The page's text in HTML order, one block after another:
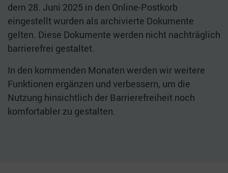
dem 28. Juni 2025 in den Online-Postkorb
eingestellt wurden als archivierte Dokumente
gelten. Diese Dokumente werden nicht nachträglich
barrierefrei gestaltet.
In den kommenden Monaten werden wir weitere
Funktionen ergänzen und verbessern, um die
Nutzung hinsichtlich der Barrierefreiheit noch
komfortabler zu gestalten.